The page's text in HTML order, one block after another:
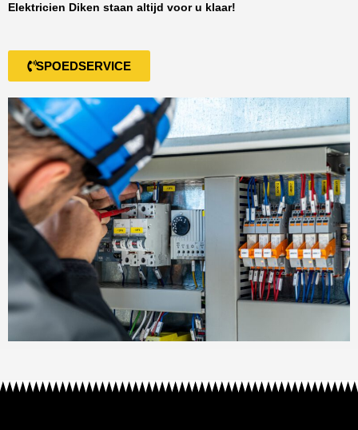
Elektricien Diken staan altijd voor u klaar!
SPOEDSERVICE